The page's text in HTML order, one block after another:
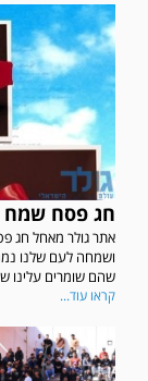
חג פסח שמח
אתר גולר מאחל חג
ושמחה לעם שלנו
שהם שומרים עלינו
קראו עוד...